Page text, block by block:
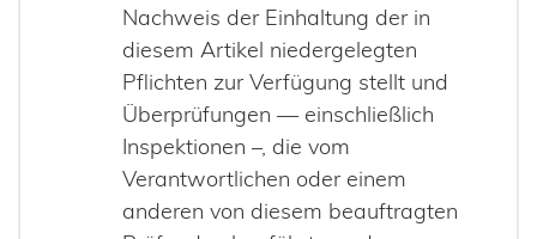
Nachweis der Einhaltung der in
diesem Artikel niedergelegten
Pflichten zur Verfügung stellt und
Überprüfungen — einschließlich
Inspektionen –, die vom
Verantwortlichen oder einem
anderen von diesem beauftragten